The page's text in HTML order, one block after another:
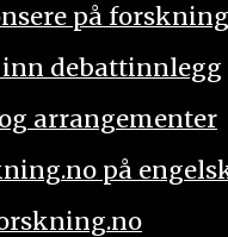
på
inn debattinnlegg
arrangementer
på